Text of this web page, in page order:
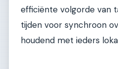
efficiënte volgorde van
tijden voor synchroon
houdend met ieders